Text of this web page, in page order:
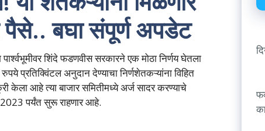
पैसे.. बघा संपूर्ण अपडेट
शिंदे फडणवीस सरकारने एक मोठा निर्णय घेतला
प्रतिक्विंटल अनुदान देण्याचा निर्णशेतकऱ्यांना विहित
केला आहे त्या बाजार समितीमध्ये अर्ज सादर करण्याचे
पर्यंत सुरू राहणार आहे.